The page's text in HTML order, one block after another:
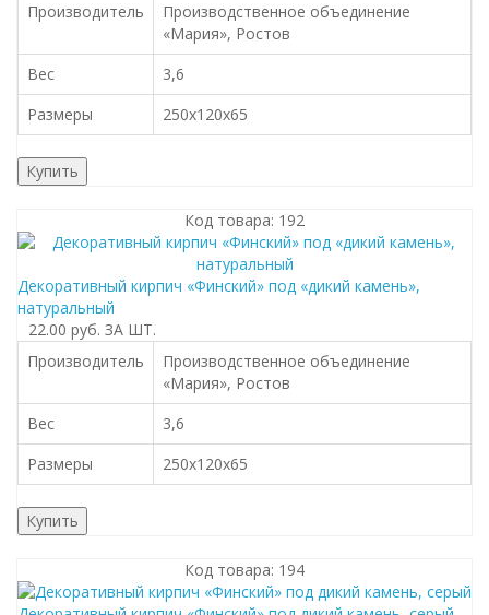
Производитель
Производственное объединение
«Мария», Ростов
Вес
3,6
Размеры
250x120x65
Купить
Код товара: 192
Декоративный кирпич «Финский» под «дикий камень»,
натуральный
22.00 руб. ЗА ШТ.
Производитель
Производственное объединение
«Мария», Ростов
Вес
3,6
Размеры
250x120x65
Купить
Код товара: 194